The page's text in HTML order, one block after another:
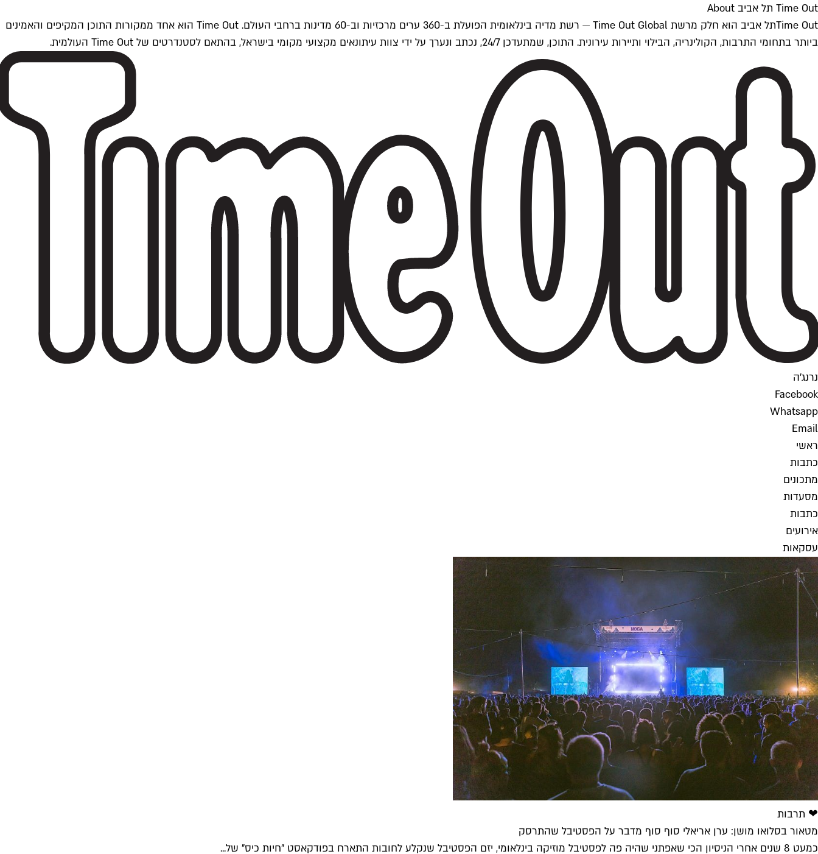
Time Out תל אביב About
Time Outתל אביב הוא חלק מרשת Time Out Global — רשת מדיה בינלאומית הפועלת ב-360 ערים מרכזיות וב-60 מדינות ברחבי העולם. Time Out הוא אחד ממקורות התוכן המקיפים והאמינים
ביותר בתחומי התרבות, הקולינריה, הבילוי ותיירות עירונית. התוכן, שמתעדכן 24/7, נכתב ונערך על ידי צוות עיתונאים מקצועי מקומי בישראל, בהתאם לסטנדרטים של Time Out העולמית.
נרנג'ה
Facebook
Whatsapp
Email
ראשי
כתבות
מתכונים
מסעדות
כתבות
אירועים
עסקאות
❤ תרבות
מטאור בסלואו מושן: ערן אריאלי סוף סוף מדבר על הפסטיבל שהתרסק
כמעט 8 שנים אחרי הניסיון הכי שאפתני שהיה פה לפסטיבל מוזיקה בינלאומי, יזם הפסטיבל שנקלע לחובות התארח בפודקאסט "חיות כיס" של...